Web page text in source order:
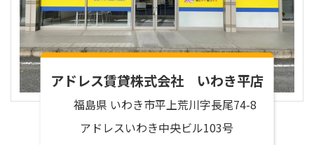
当社は、皆様の個人情報に関して、ご本人の同意なく
無断で収集・利用することはありません。 同意いた
だいた場合でも、あくまで同意を得た範囲内で且つ当
社が定めた利用目的の達成に必要な範囲内でのみ使用
し、 当該個人情報は同意がある場合、法律上要求さ
で委託する場合を除いて、第三者に提供いたしませ
アドレス賃貸株式会社 いわき平店
福島県 いわき市平上荒川字長尾74-8
アドレスいわき中央ビル103号